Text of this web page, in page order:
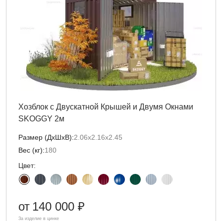
Хозблок с Двускатной Крышей и Двумя Окнами
SKOGGY 2м
Размер (ДxШxВ):2.06х2.16х2.45
Вес (кг):180
Цвет:
от 140 000 ₽
За изделие в цинке